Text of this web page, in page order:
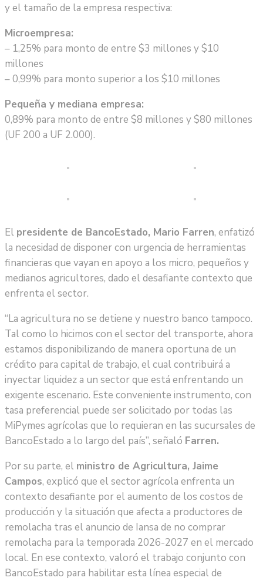
y el tamaño de la empresa respectiva:
Microempresa:
– 1,25% para monto de entre $3 millones y $10
millones
– 0,99% para monto superior a los $10 millones
Pequeña y mediana empresa:
0,89% para monto de entre $8 millones y $80 millones
(UF 200 a UF 2.000).
El presidente de BancoEstado, Mario Farren, enfatizó
la necesidad de disponer con urgencia de herramientas
financieras que vayan en apoyo a los micro, pequeños y
medianos agricultores, dado el desafiante contexto que
enfrenta el sector.
“La agricultura no se detiene y nuestro banco tampoco.
Tal como lo hicimos con el sector del transporte, ahora
estamos disponibilizando de manera oportuna de un
crédito para capital de trabajo, el cual contribuirá a
inyectar liquidez a un sector que está enfrentando un
exigente escenario. Este conveniente instrumento, con
tasa preferencial puede ser solicitado por todas las
MiPymes agrícolas que lo requieran en las sucursales de
BancoEstado a lo largo del país”, señaló Farren.
Por su parte, el ministro de Agricultura, Jaime
Campos, explicó que el sector agrícola enfrenta un
contexto desafiante por el aumento de los costos de
producción y la situación que afecta a productores de
remolacha tras el anuncio de Iansa de no comprar
remolacha para la temporada 2026-2027 en el mercado
local. En ese contexto, valoró el trabajo conjunto con
BancoEstado para habilitar esta línea especial de